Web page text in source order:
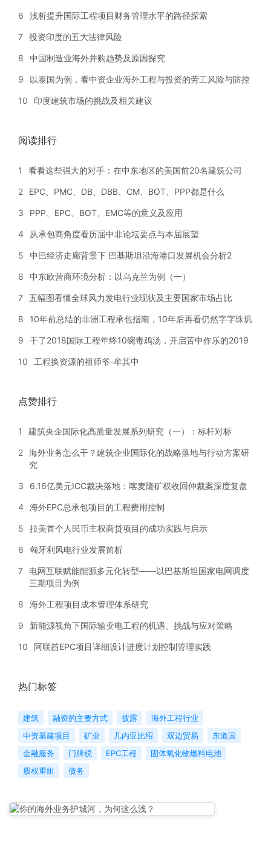
6 浅析提升国际工程项目财务管理水平的路径探索
7 投资印度的五大法律风险
8 中国制造业海外并购趋势及原因探究
9 以泰国为例，看中资企业海外工程与投资的劳工风险与防控
10 印度建筑市场的挑战及相关建议
阅读排行
1 看看这些强大的对手：在中东地区的美国前20名建筑公司
2 EPC、PMC、DB、DBB、CM、BOT、PPP都是什么
3 PPP、EPC、BOT、EMC等的意义及应用
4 从承包商角度看历届中非论坛要点与本届展望
5 中巴经济走廊背景下 巴基斯坦沿海港口发展机会分析2
6 中东欧营商环境分析：以乌克兰为例（一）
7 五幅图看懂全球风力发电行业现状及主要国家市场占比
8 10年前总结的非洲工程承包指南，10年后再看仍然字字珠玑
9 干了2018国际工程年终10碗毒鸡汤，开启苦中作乐的2019
10 工程换资源的祖师爷-牟其中
点赞排行
1 建筑央企国际化高质量发展系列研究（一）：标杆对标
2 海外业务怎么干？建筑企业国际化的战略落地与行动方案研
究
3 6.16亿美元ICC裁决落地：喀麦隆矿权收回仲裁案深度复盘
4 海外EPC总承包项目的工程费用控制
5 拉美首个人民币主权商贷项目的成功实践与启示
6 匈牙利风电行业发展简析
7
电网互联赋能能源多元化转型——以巴基斯坦国家电网调度
三期项目为例
8 海外工程项目成本管理体系研究
9 新能源视角下国际输变电工程的机遇、挑战与应对策略
10 阿联酋EPC项目详细设计进度计划控制管理实践
热门标签
建筑 融资的主要方式 披露
海外工程行业
中资基建项目
矿业 几内亚比绍 双边贸易
东道国
金融服务
门牌税 EPC工程
固体氧化物燃料电池
股权重组
债务